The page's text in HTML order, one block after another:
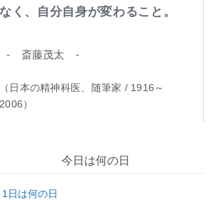
なく、自分自身が変わること。
- 斎藤茂太 -
（日本の精神科医、随筆家 / 1916～
2006）
今日は何の日
日は何の日